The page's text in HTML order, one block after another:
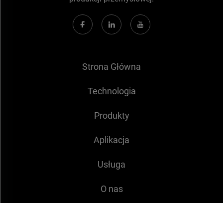
Strona Główna
Technologia
Produkty
Aplikacja
Usługa
O nas